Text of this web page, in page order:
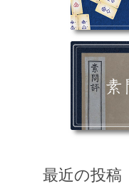
最近の投稿